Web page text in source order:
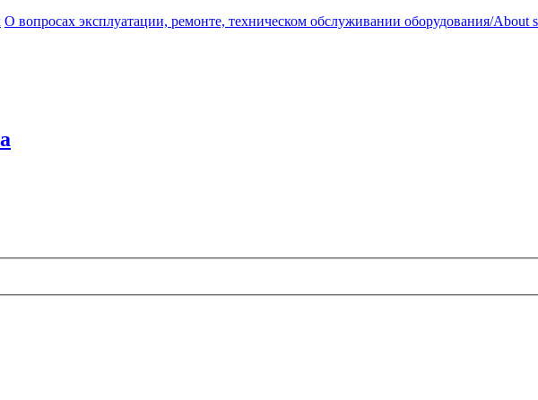
О вопросах эксплуатации, ремонте, техническом обслуживании оборудования/About